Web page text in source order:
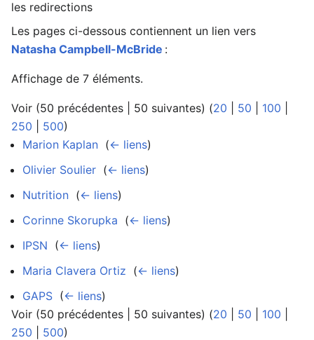
les redirections
Les pages ci-dessous contiennent un lien vers
Natasha Campbell-McBride :
Affichage de 7 éléments.
Voir (50 précédentes | 50 suivantes) (20 50 100
250
500)
Marion Kaplan (← liens)
Olivier Soulier (← liens)
Nutrition (← liens)
Corinne Skorupka (← liens)
IPSN (← liens)
Maria Clavera Ortiz (← liens)
GAPS (← liens)
Voir (50 précédentes | 50 suivantes) (20 50 100
250
500)